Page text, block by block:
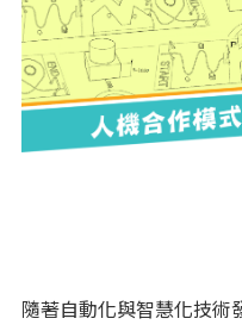
隨著自動化與智慧化技術